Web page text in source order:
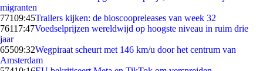
migranten
77109:45Trailers kijken: de bioscoopreleases van week 32
76117:47Voedselprijzen wereldwijd op hoogste niveau in ruim drie
jaar
65509:32Wegpiraat scheurt met 146 km/u door het centrum van
Amsterdam